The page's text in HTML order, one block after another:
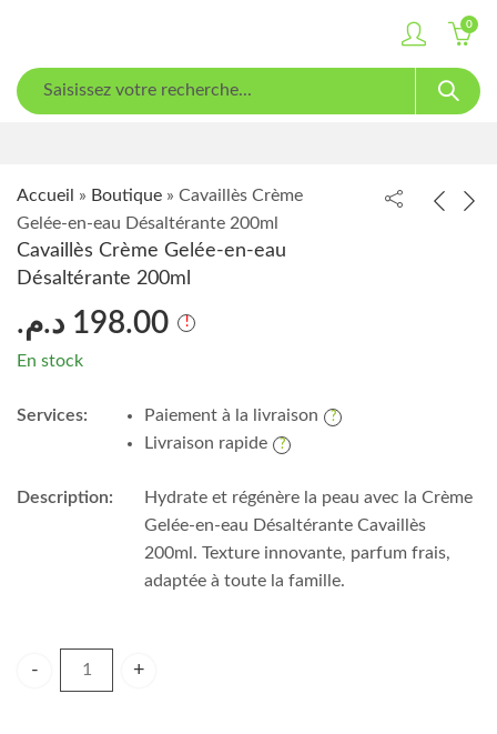
0
Accueil » Boutique » Cavaillès Crème
Gelée-en-eau Désaltérante 200ml
Cavaillès Crème Gelée-en-eau
Désaltérante 200ml
198.00 د.م.
En stock
Services:
Paiement à la livraison
Livraison rapide
Description:
Hydrate et régénère la peau avec la Crème
Gelée-en-eau Désaltérante Cavaillès
200ml. Texture innovante, parfum frais,
adaptée à toute la famille.